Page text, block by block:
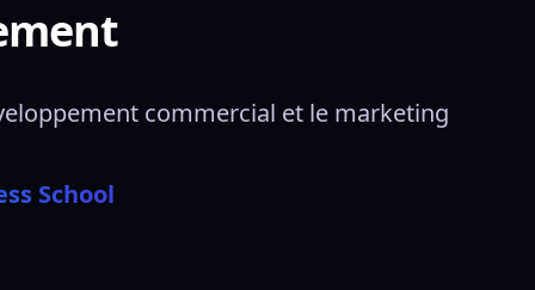
commercial et le marketing
School